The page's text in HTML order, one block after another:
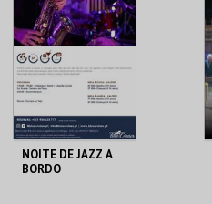
MAIS INFO
INSCREVER
NOITE DE JAZZ A
BORDO